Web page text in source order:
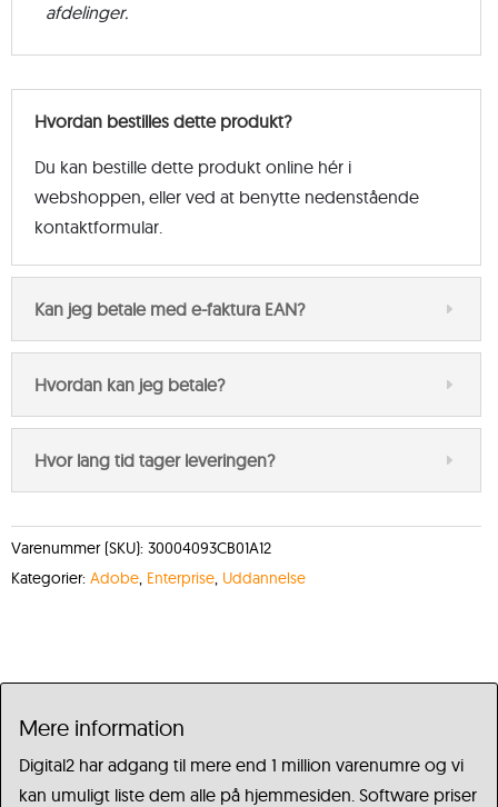
afdelinger.
Hvordan bestilles dette produkt?
Du kan bestille dette produkt online hér i
webshoppen, eller ved at benytte nedenstående
kontaktformular.
Kan jeg betale med e-faktura EAN?
Hvordan kan jeg betale?
Hvor lang tid tager leveringen?
Varenummer (SKU): 30004093CB01A12
Kategorier: Adobe, Enterprise, Uddannelse
Mere information
Digital2 har adgang til mere end 1 million varenumre og vi
kan umuligt liste dem alle på hjemmesiden. Software priser